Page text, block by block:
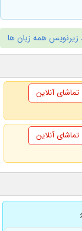
زیرنویس همه زبان ها
تماشای آنلاین
تماشای آنلاین